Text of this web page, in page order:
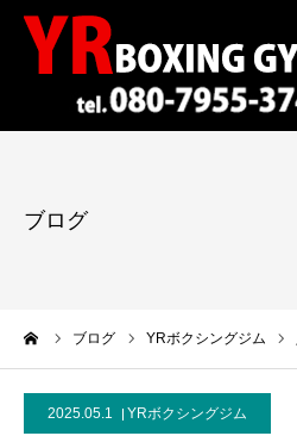
ブログ
ブログ YRボクシングジム
2025.05.1 YRボクシングジム
コンセプト
選手紹介